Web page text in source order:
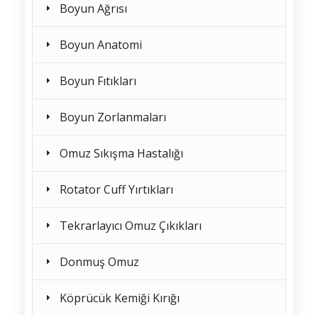
Boyun Ağrısı
Boyun Anatomi
Boyun Fıtıkları
Boyun Zorlanmaları
Omuz Sıkışma Hastalığı
Rotator Cuff Yırtıkları
Tekrarlayıcı Omuz Çıkıkları
Donmuş Omuz
Köprücük Kemiği Kırığı